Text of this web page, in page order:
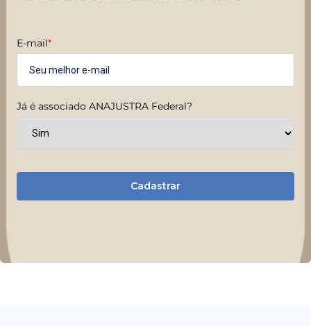
E-mail*
Já é associado ANAJUSTRA Federal?
Cadastrar